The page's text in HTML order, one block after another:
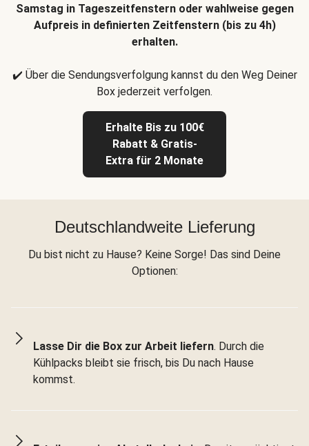
Samstag in Tageszeitfenstern oder wahlweise gegen
Aufpreis in definierten Zeitfenstern (bis zu 4h)
erhalten.
✔️ Über die Sendungsverfolgung kannst du den Weg Deiner
Box jederzeit verfolgen.
Erhalte Bis zu 100€
Rabatt & Gratis-
Extra für 2 Monate
Deutschlandweite Lieferung
Du bist nicht zu Hause? Keine Sorge! Das sind Deine
Optionen:
Lasse Dir die Box zur Arbeit liefern. Durch die
Kühlpacks bleibt sie frisch, bis Du nach Hause
kommst.